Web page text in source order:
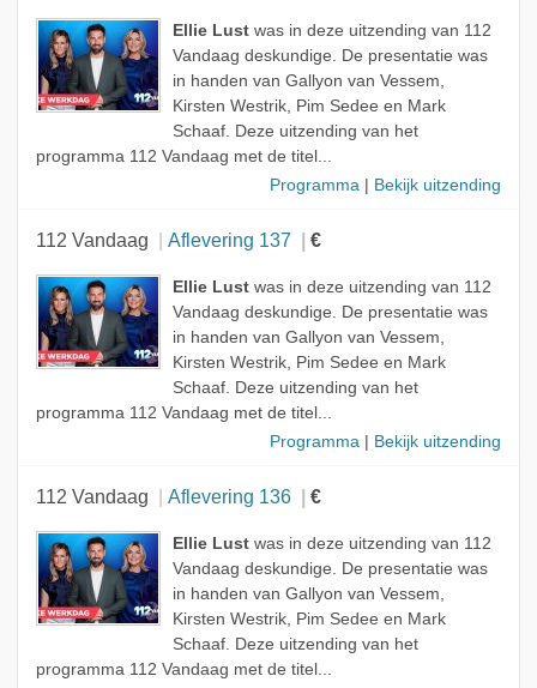
Ellie Lustwas in deze uitzending van 112
Vandaag deskundige. De presentatie was
in handen van Gallyon van Vessem,
Kirsten Westrik, Pim Sedee en Mark
Schaaf. Deze uitzending van het
programma 112 Vandaag met de titel...
Programma
Bekijk uitzending
112 Vandaag Aflevering 137 €
Ellie Lustwas in deze uitzending van 112
Vandaag deskundige. De presentatie was
in handen van Gallyon van Vessem,
Kirsten Westrik, Pim Sedee en Mark
Schaaf. Deze uitzending van het
programma 112 Vandaag met de titel...
Programma
Bekijk uitzending
112 Vandaag Aflevering 136 €
Ellie Lustwas in deze uitzending van 112
Vandaag deskundige. De presentatie was
in handen van Gallyon van Vessem,
Kirsten Westrik, Pim Sedee en Mark
Schaaf. Deze uitzending van het
programma 112 Vandaag met de titel...